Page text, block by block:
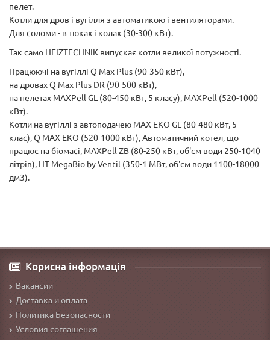
пелет.
Котли для дров і вугілля з автоматикою і вентиляторами.
Для соломи - в тюках і колах (30-300 кВт).
Так само HEIZTECHNIK випускає котли великої потужності.
Працюючі на вугіллі Q Max Plus (90-350 кВт),
на дровах Q Max Plus DR (90-500 кВт),
на пелетах MAXPell GL (80-450 кВт, 5 класу), MAXPell (520-1000
кВт).
Котли на вугіллі з автоподачею MAX EKO GL (80-480 кВт, 5
клас), Q MAX EKO (520-1000 кВт), Автоматичний котел, що
працює на біомасі, MAXPell ZB (80-250 кВт, об'єм води 250-1040
літрів), HT MegaBio by Ventil (350-1 МВт, об'єм води 1100-18000
дм3).
Корисна інформація
Вакансии
Доставка и оплата
Политика Безопасности
Условия соглашения